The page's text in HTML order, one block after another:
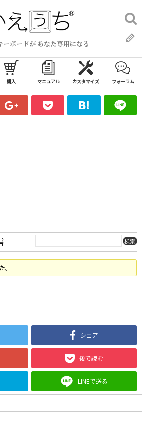
ーボードが あなた専用になる
検
索:
購入 マニュアル カスタマイズ フォーラム
。
シェア
後で読む
LINEで送る